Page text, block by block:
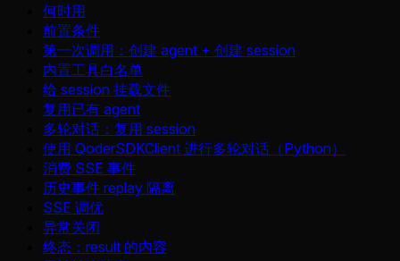
何时用
前置条件
第一次调用：创建 agent + 创建 session
内置工具白名单
给 session 挂载文件
复用已有 agent
多轮对话：复用 session
使用 QoderSDKClient 进行多轮对话（Python）
消费 SSE 事件
历史事件 replay 隔离
SSE 调优
异常关闭
终态：result 的内容